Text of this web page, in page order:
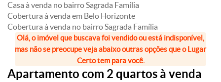
Casa à venda no bairro Sagrada Família
Cobertura à venda em Belo Horizonte
Cobertura à venda no bairro Sagrada Família
Olá, o imóvel que buscava foi vendido ou está indisponível,
mas não se preocupe veja abaixo outras opções que o Lugar
Certo tem para você.
Apartamento com 2 quartos à venda